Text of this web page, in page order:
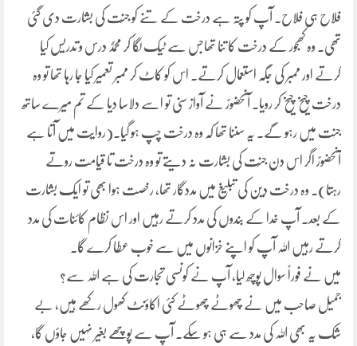
فلاح ہی فلاح۔ آپ کو پتہ ہے درخت کے تنے کو جنّت کی بشارت دی گئی
تھی۔ وہ کھجور کے درخت کا تنا تھاجس سے ٹیک لگا کر محمّدٌ درس و تدریس کیا
کرتے اور ممبر کی جگہ استعمال کرتے۔ اس کو کاٹ کر ممبر تعمیر کیا جا رہا تھا تو وہ
درخت چیخ چیخ کر رویا۔ آنحضورٌ نے آواز سنی تو اسے دلاسا دیا کے تم میرے ساتھ
جنت میں رہو گے۔ یہ سننا تھا کہ وہ درخت چپ ہو گیا۔(روایت میں آتا ہے
آنحضورٌ اگر اس دن جنّت کی بشارت نہ دیتے تو وہ درخت تا قیامت روتے
رہتا)۔ وہ درخت دین کی تبلیغ میں مددگار تھا، رخصت ہوا بھی تو ایک بشارت
کے بعد۔ آپ خدا کے بندوں کی مدد کرتے رہیں اور اس نظام کائنات کی مدد
کرتے رہیں اللہ آپ کو اپنے خزانوں میں سے خوب عطا کرے گا۔
میں نے فوراً سوال پوچھ لیا، آپ نے کونسی تجارت کی ہے اللہ سے؟
جمیل صاحب میں نے چھوٹے چھوٹے کئی اکاؤنٹ کھول رکھے ہیں، بے
شک یہ بھی اللہ کی مدد سے ہی ہو سکے۔ آپ سے پوچھے بغیر نہیں جاؤں گا،